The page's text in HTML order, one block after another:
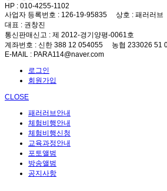
HP : 010-4255-1102
사업자 등록번호 : 126-19-95835 상호 : 패러러브
대표 : 권창진
통신판매신고 : 제 2012-경기양평-0061호
계좌번호 : 신한 388 12 054055 농협 233026 51
E-MAIL : PARA114@naver.com
로그인
회원가입
CLOSE
패러러브안내
체험비행안내
체험비행신청
교육과정안내
포토앨범
방송앨범
공지사항